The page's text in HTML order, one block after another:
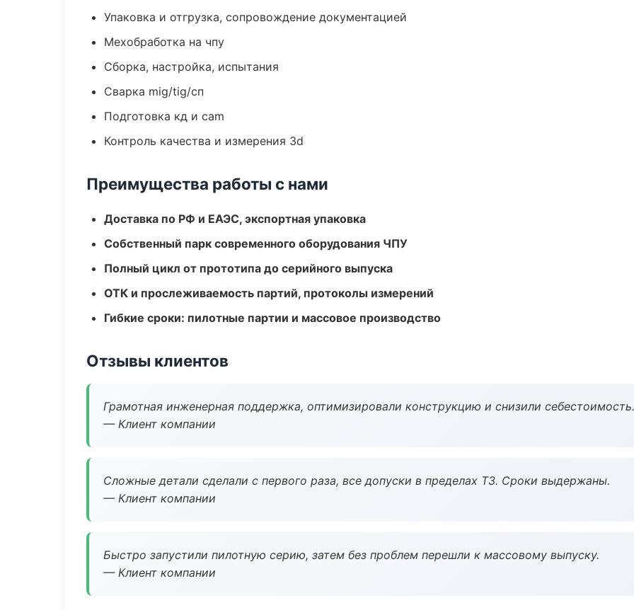
Упаковка и отгрузка, сопровождение документацией
Мехобработка на чпу
Сборка, настройка, испытания
Сварка mig/tig/сп
Подготовка кд и cam
Контроль качества и измерения 3d
Преимущества работы с нами
Доставка по РФ и ЕАЭС, экспортная упаковка
Собственный парк современного оборудования ЧПУ
Полный цикл от прототипа до серийного выпуска
ОТК и прослеживаемость партий, протоколы измерений
Гибкие сроки: пилотные партии и массовое производство
Отзывы клиентов
Грамотная инженерная поддержка, оптимизировали конструкцию и снизили себестоимость.
— Клиент компании
Сложные детали сделали с первого раза, все допуски в пределах ТЗ. Сроки выдержаны.
— Клиент компании
Быстро запустили пилотную серию, затем без проблем перешли к массовому выпуску.
— Клиент компании